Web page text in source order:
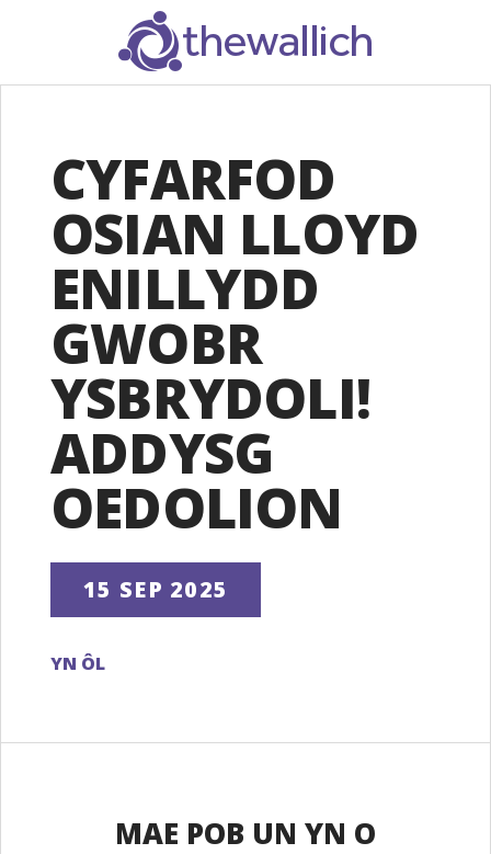
SEARCH
CYFARFOD
OSIAN LLOYD
ENILLYDD
GWOBR
YSBRYDOLI!
ADDYSG
OEDOLION
15 SEP 2025
YN ÔL
MAE POB UN YN O